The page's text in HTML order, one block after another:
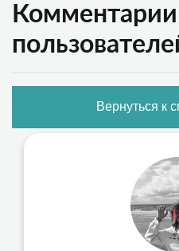
Комментарии
Вернуться к